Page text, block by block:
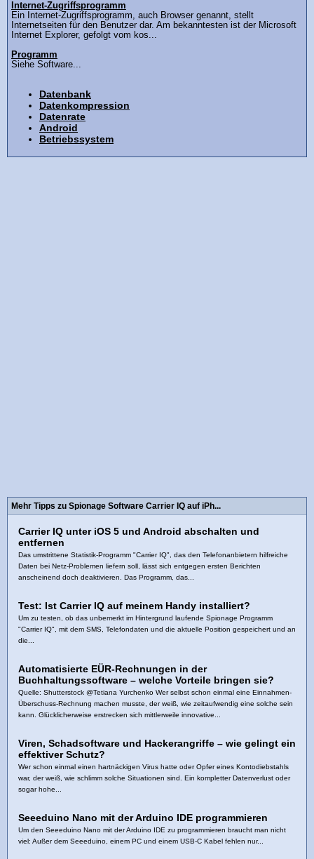
Internet-Zugriffsprogramm
Ein Internet-Zugriffsprogramm, auch Browser genannt, stellt
Internetseiten für den Benutzer dar. Am bekanntesten ist der Microsoft
Internet Explorer, gefolgt vom kos...
Programm
Siehe Software...
Datenbank
Datenkompression
Datenrate
Android
Betriebssystem
Mehr Tipps zu Spionage Software Carrier IQ auf iPh...
Carrier IQ unter iOS 5 und Android abschalten und
entfernen
Das umstrittene Statistik-Programm "Carrier IQ", das den Telefonanbietern hilfreiche
Daten bei Netz-Problemen liefern soll, lässt sich entgegen ersten Berichten
anscheinend doch deaktivieren. Das Programm, das...
Test: Ist Carrier IQ auf meinem Handy installiert?
Um zu testen, ob das unbemerkt im Hintergrund laufende Spionage Programm
"Carrier IQ", mit dem SMS, Telefondaten und die aktuelle Position gespeichert und an
die...
Automatisierte EÜR-Rechnungen in der
Buchhaltungssoftware – welche Vorteile bringen sie?
Quelle: Shutterstock @Tetiana Yurchenko Wer selbst schon einmal eine Einnahmen-
Überschuss-Rechnung machen musste, der weiß, wie zeitaufwendig eine solche sein
kann. Glücklicherweise erstrecken sich mittlerweile innovative...
Viren, Schadsoftware und Hackerangriffe – wie gelingt ein
effektiver Schutz?
Wer schon einmal einen hartnäckigen Virus hatte oder Opfer eines Kontodiebstahls
war, der weiß, wie schlimm solche Situationen sind. Ein kompletter Datenverlust oder
sogar hohe...
Seeeduino Nano mit der Arduino IDE programmieren
Um den Seeeduino Nano mit der Arduino IDE zu programmieren braucht man nicht
viel: Außer dem Seeeduino, einem PC und einem USB-C Kabel fehlen nur...